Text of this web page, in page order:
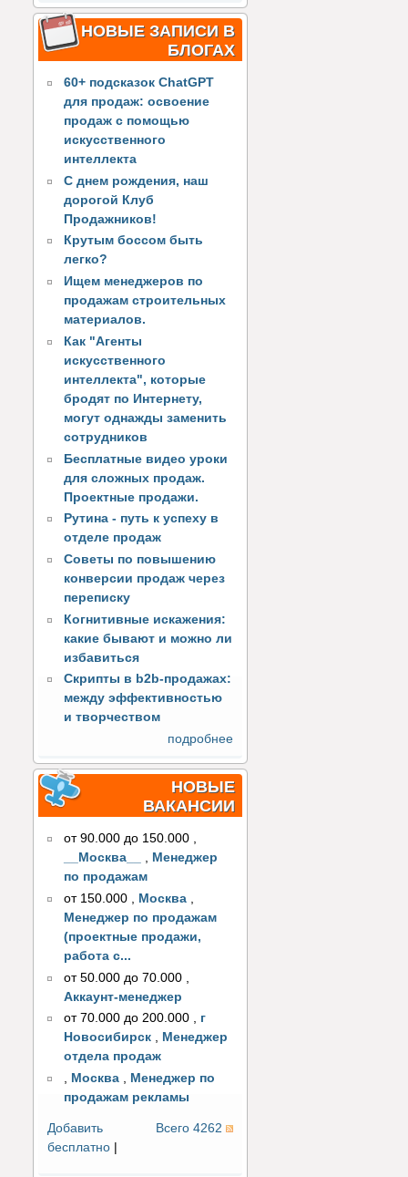
НОВЫЕ ЗАПИСИ В
БЛОГАХ
60+ подсказок ChatGPT
для продаж: освоение
продаж с помощью
искусственного
интеллекта
С днем рождения, наш
дорогой Клуб
Продажников!
Крутым боссом быть
легко?
Ищем менеджеров по
продажам строительных
материалов.
Как "Агенты
искусственного
интеллекта", которые
бродят по Интернету,
могут однажды заменить
сотрудников
Бесплатные видео уроки
для сложных продаж.
Проектные продажи.
Рутина - путь к успеху в
отделе продаж
Советы по повышению
конверсии продаж через
переписку
Когнитивные искажения:
какие бывают и можно ли
избавиться
Скрипты в b2b-продажах:
между эффективностью
и творчеством
подробнее
НОВЫЕ
ВАКАНСИИ
от 90.000 до 150.000 ,
__Москва__
, Менеджер
по продажам
от 150.000
Москва
Менеджер по продажам
(проектные продажи,
работа с...
от 50.000 до 70.000
Аккаунт-менеджер
от 70.000 до 200.000 , г
Новосибирск , Менеджер
отдела продаж
, Москва , Менеджер по
продажам рекламы
Всего 4262
Добавить
бесплатно